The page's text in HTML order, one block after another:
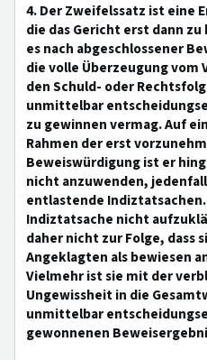
4. Der Zweifelssatz ist eine
die das Gericht erst dann
es nach abgeschlossener
die volle Überzeugung vom
den Schuld- oder
unmittelbar
zu gewinnen vermag. Auf
Rahmen der erst
Beweiswürdigung ist er
nicht anzuwenden,
entlastende
Indiztatsache nicht
daher nicht zur Folge, dass
Angeklagten als bewiesen
Vielmehr ist sie mit der
Ungewissheit in die
unmittelbar
gewonnenen